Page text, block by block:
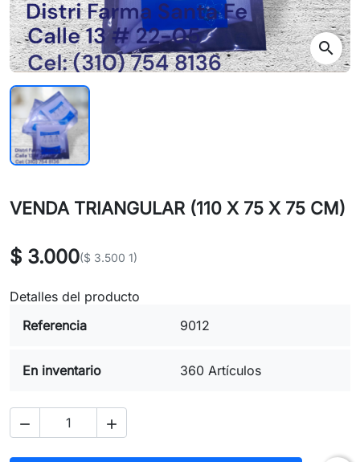
search
VENDA TRIANGULAR (110 X 75 X 75 CM)
$ 3.000($ 3.500 1)
Detalles del producto
Referencia
9012
En inventario 360 Artículos
 